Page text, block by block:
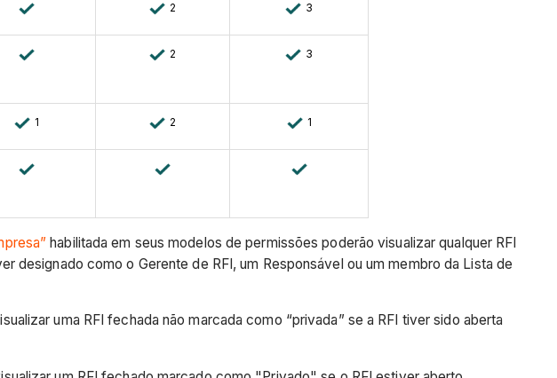
2 3
2 3
1 2 1
habilitada em seus modelos de permissões poderão visualizar qualquer RFI
designado como o Gerente de RFI, um Responsável ou um membro da Lista de
uma RFI fechada não marcada como “privada” se a RFI tiver sido aberta